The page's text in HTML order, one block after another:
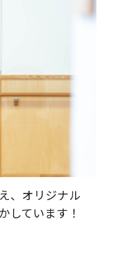
、オリジナル
しています！